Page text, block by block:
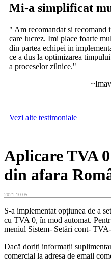
Mi-a simplificat
" Am recomandat si recomand
care lucrez. Imi place foarte
din partea echipei in
ce a dus la optimizarea
a proceselor zilnice."
Vezi alte testimoniale
Aplicare TVA
din afara
2021-10-05
S-a implementat opțiunea de a
cu TVA 0, în mod automat.
meniul Sistem- Setări cont-
Dacă doriți informații
comercial la adresa de email